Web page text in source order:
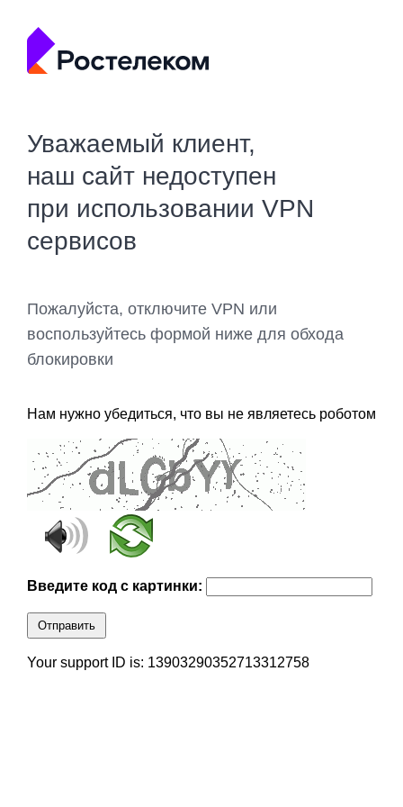
Уважаемый клиент,
наш сайт недоступен
при использовании VPN
сервисов
Пожалуйста, отключите VPN или
воспользуйтесь формой ниже для обхода
блокировки
Нам нужно убедиться, что вы не являетесь роботом
Введите код с картинки:
Отправить
Your support ID is: 13903290352713312758